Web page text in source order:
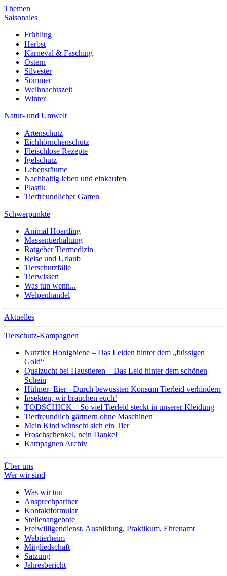
Themen
Saisonales
Frühling
Herbst
Karneval & Fasching
Ostern
Silvester
Sommer
Weihnachtszeit
Winter
Natur- und Umwelt
Artenschutz
Eichhörnchenschutz
Fleischlose Rezepte
Igelschutz
Lebensräume
Nachhaltig leben und einkaufen
Plastik
Tierfreundlicher Garten
Schwerpunkte
Animal Hoarding
Massentierhaltung
Ratgeber Tiermedizin
Reise und Urlaub
Tierschutzfälle
Tierwissen
Was tun wenn...
Welpenhandel
Aktuelles
Tierschutz-Kampagnen
Nutztier Honigbiene – Das Leiden hinter dem „flüssigen
Gold“
Qualzucht bei Haustieren – Das Leid hinter dem schönen
Schein
Hühner- Eier - Durch bewussten Konsum Tierleid verhindern
Insekten, wir brauchen euch!
TODSCHICK – So viel Tierleid steckt in unserer Kleidung
Tierfreundlich gärtnern ohne Maschinen
Mein Kind wünscht sich ein Tier
Froschschenkel, nein Danke!
Kampagnen Archiv
Über uns
Wer wir sind
Was wir tun
Ansprechpartner
Kontaktformular
Stellenangebote
Freiwilligendienst, Ausbildung, Praktikum, Ehrenamt
Webtierheim
Mitgliedschaft
Satzung
Jahresbericht